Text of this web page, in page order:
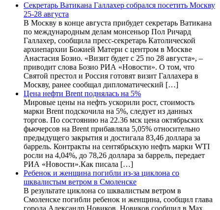
Секретарь Ватикана Галлахер собрался посетить Москву
25-28 августа
В Москву в конце августа прибудет секретарь Ватикана
по международным делам монсеньор Пол Ричард
Галлахер, сообщила пресс-секретарь Католической
архиепархии Божией Матери с центром в Москве
Анастасия Бозио. «Визит будет с 25 по 28 августа», –
приводит слова Бозио РИА «Новости». О том, что
Святой престол и Россия готовят визит Галлахера в
Москву, ранее сообщал дипломатический […]
Цена нефти Brent поднялась на 5%
Мировые цены на нефть ускорили рост, стоимость
марки Brent подскочила на 5%, следует из данных
торгов. По состоянию на 22.36 мск цена октябрьских
фьючерсов на Brent прибавляла 5,05% относительно
предыдущего закрытия и достигала 83,46 доллара за
баррель. Контракты на сентябрьскую нефть марки WTI
росли на 4,04%, до 78,26 доллара за баррель, передает
РИА «Новости».Как писала […]
Ребенок и женщина погибли из-за циклона со
шквалистым ветром в Смоленске
В результате циклона со шквалистым ветром в
Смоленске погибли ребенок и женщина, сообщил глава
города Александр Новиков. Новиков сообщил в Мах,